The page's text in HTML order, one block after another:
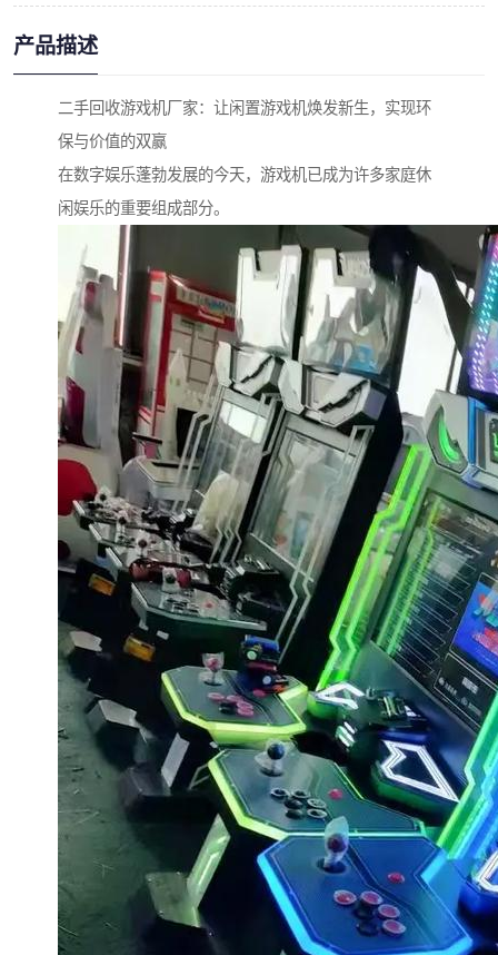
产品描述
二手回收游戏机厂家：让闲置游戏机焕发新生，实现环
保与价值的双赢
在数字娱乐蓬勃发展的今天，游戏机已成为许多家庭休
闲娱乐的重要组成部分。